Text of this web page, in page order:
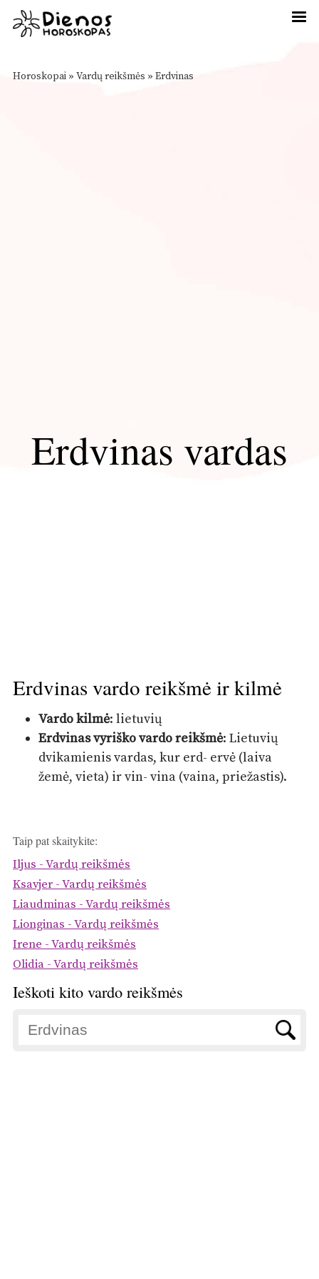
Horoskopai » Vardų reikšmės » Erdvinas
Erdvinas vardas
Erdvinas vardo reikšmė ir kilmė
Vardo kilmė: lietuvių
Erdvinas vyriško vardo reikšmė: Lietuvių
dvikamienis vardas, kur erd- ervė (laiva
žemė, vieta) ir vin- vina (vaina, priežastis).
Taip pat skaitykite:
Iljus - Vardų reikšmės
Ksavjer - Vardų reikšmės
Liaudminas - Vardų reikšmės
Lionginas - Vardų reikšmės
Irene - Vardų reikšmės
Olidia - Vardų reikšmės
Ieškoti kito vardo reikšmės